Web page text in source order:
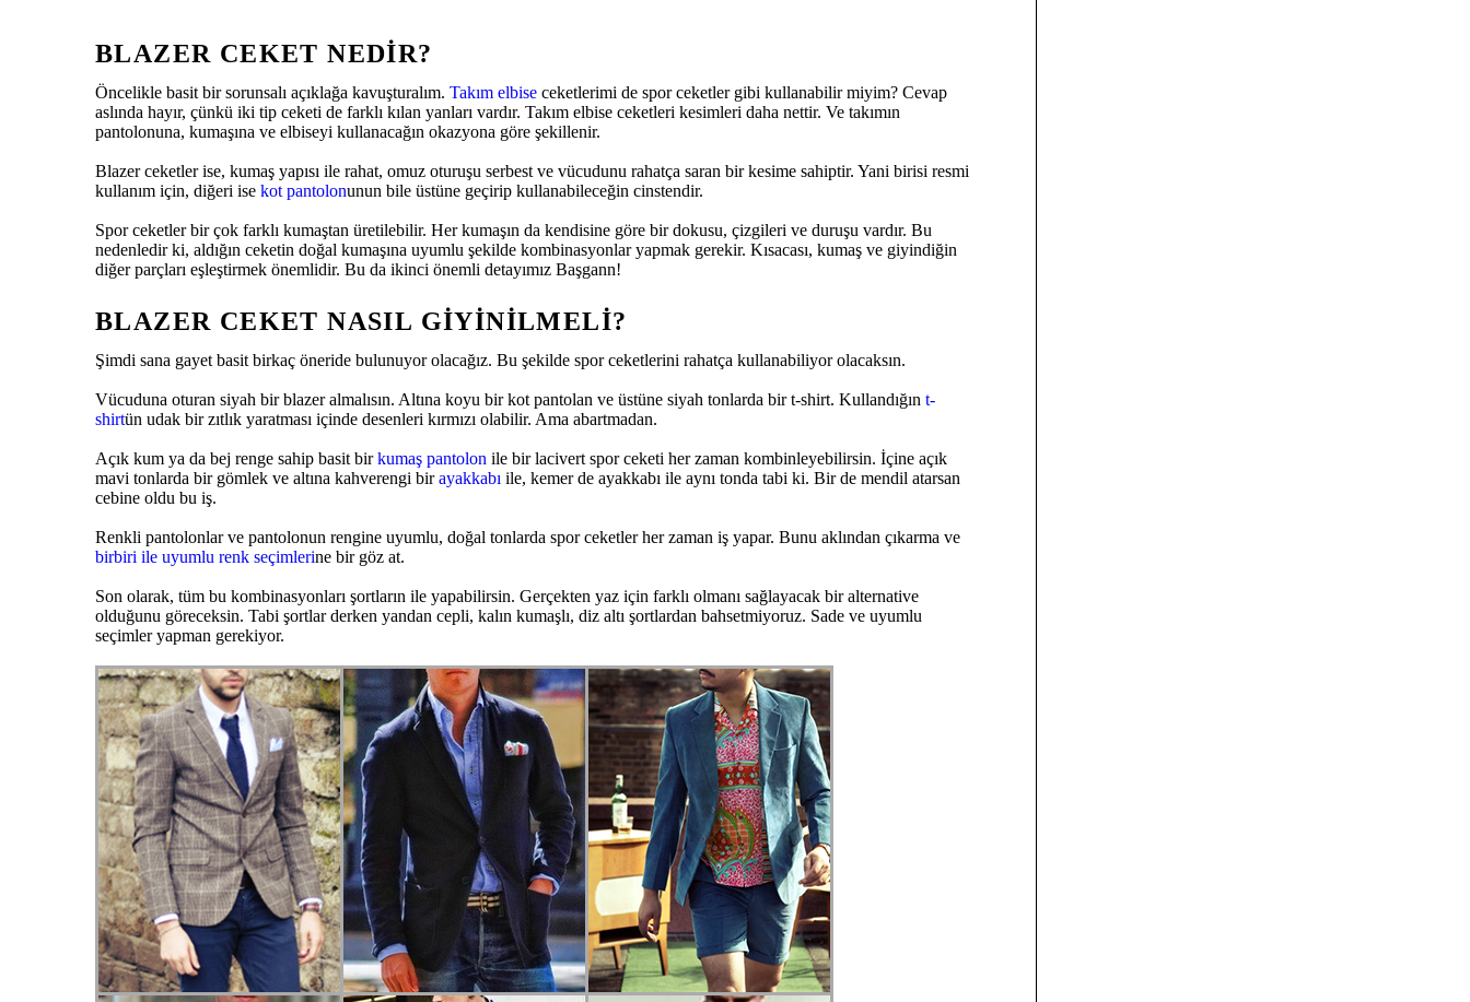
BLAZER CEKET NEDIR?
Öncelikle basit bir sorunsalı açıklağa kavuşturalım. Takım elbise ceketlerimi de spor ceketler gibi kullanabilir miyim? Cevap
aslında hayır, çünkü iki tip ceketi de farklı kılan yanları vardır. Takım elbise ceketleri kesimleri daha nettir. Ve takımın
pantolonuna, kumaşına ve elbiseyi kullanacağın okazyona göre şekillenir.
Blazer ceketler ise, kumaş yapısı ile rahat, omuz oturuşu serbest ve vücudunu rahatça saran bir kesime sahiptir. Yani birisi resmi
kullanım için, diğeri ise kot pantolonunun bile üstüne geçirip kullanabileceğin cinstendir.
Spor ceketler bir çok farklı kumaştan üretilebilir. Her kumaşın da kendisine göre bir dokusu, çizgileri ve duruşu vardır. Bu
nedenledir ki, aldığın ceketin doğal kumaşına uyumlu şekilde kombinasyonlar yapmak gerekir. Kısacası, kumaş ve giyindiğin
diğer parçları eşleştirmek önemlidir. Bu da ikinci önemli detayımız Başgann!
BLAZER CEKET NASIL GIYINILMELI?
Şimdi sana gayet basit birkaç öneride bulunuyor olacağız. Bu şekilde spor ceketlerini rahatça kullanabiliyor olacaksın.
Vücuduna oturan siyah bir blazer almalısın. Altına koyu bir kot pantolan ve üstüne siyah tonlarda bir t-shirt. Kullandığın t-
shirtün udak bir zıtlık yaratması içinde desenleri kırmızı olabilir. Ama abartmadan.
Açık kum ya da bej renge sahip basit birkumaş pantolon ile bir lacivert spor ceketi her zaman kombinleyebilirsin. İçine açık
mavi tonlarda bir gömlek ve altına kahverengi birayakkabı ile, kemer de ayakkabı ile aynı tonda tabi ki. Bir de mendil atarsan
cebine oldu bu iş.
Renkli pantolonlar ve pantolonun rengine uyumlu, doğal tonlarda spor ceketler her zaman iş yapar. Bunu aklından çıkarma ve
birbiri ile uyumlu renk seçimlerine bir göz at.
Son olarak, tüm bu kombinasyonları şortların ile yapabilirsin. Gerçekten yaz için farklı olmanı sağlayacak bir alternative
olduğunu göreceksin. Tabi şortlar derken yandan cepli, kalın kumaşlı, diz altı şortlardan bahsetmiyoruz. Sade ve uyumlu
seçimler yapman gerekiyor.